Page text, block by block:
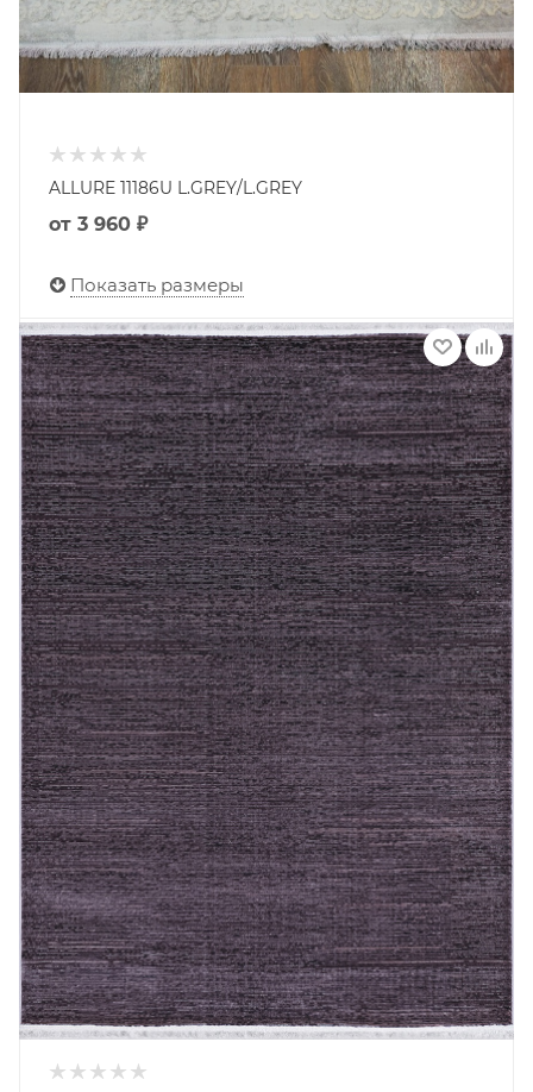
ALLURE 11186U L.GREY/L.GREY
от 3 960 ₽
Показать размеры